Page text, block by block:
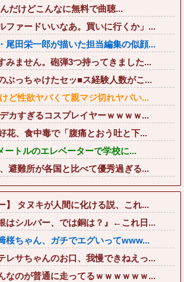
うよ
だけどこんなに無料で曲聴...
ファードいいなあ。買いに行くか」...
尾田栄一郎が描いた担当編集の似顔...
みません。砲弾3つ持ってきました...
ぶっちゃけたセッ■ス経験人数がこ...
ど性欲ヤバくて親マジ切れヤバい...
カすぎるコスプレイヤーｗｗｗｗ...
花、食中毒で「腹痛とおう吐と下...
ートルのエレベーターで学校に...
避難所が各国と比べて優秀過ぎる...
】 タヌキが人間に化ける説、これ...
はシルバー、では銅は？』←これ日...
桜ちゃん、ガチでエグいってwww...
レサちゃんのお口、我慢できねえっ...
なのが普通に走ってるｗｗｗｗｗｗ...